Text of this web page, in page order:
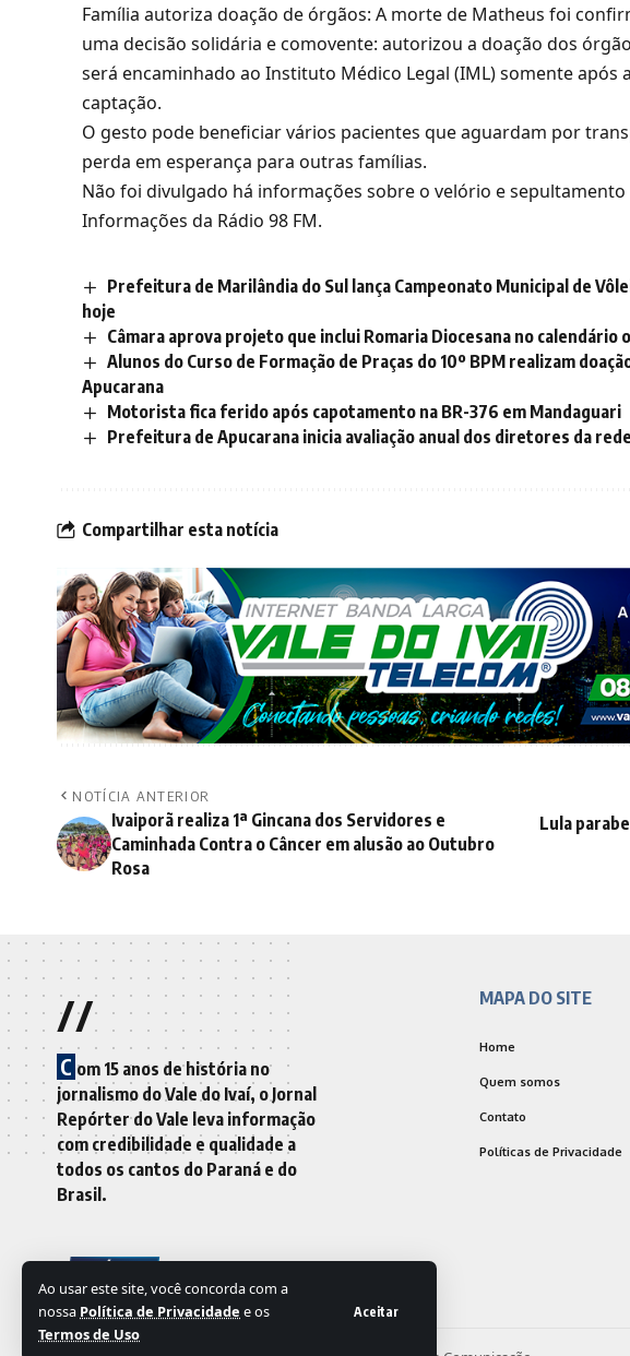
Ao usar este site, você concorda com a
nossa Política de Privacidade e os
Termos de Uso
Aceitar
Família autoriza doação de órgãos: A morte de Matheus foi
uma decisão solidária e comovente: autorizou a doação dos
será encaminhado ao Instituto Médico Legal (IML) somente após
captação.
O gesto pode beneficiar vários pacientes que aguardam por
perda em esperança para outras famílias.
Não foi divulgado há informações sobre o velório e sepultamento
Informações da Rádio 98 FM.
Prefeitura de Marilândia do Sul lança Campeonato Municipal de
hoje
Câmara aprova projeto que inclui Romaria Diocesana no calendário
Alunos do Curso de Formação de Praças do 10º BPM realizam
Apucarana
Motorista fica ferido após capotamento na BR-376 em Mandaguari
Prefeitura de Apucarana inicia avaliação anual dos diretores da
Compartilhar esta notícia
NOTÍCIA ANTERIOR
Ivaiporã realiza 1ª Gincana dos Servidores e
Caminhada Contra o Câncer em alusão ao Outubro
Rosa
Lula
//
C om 15 anos de história no
jornalismo do Vale do Ivaí, o Jornal
Repórter do Vale leva informação
com credibilidade e qualidade a
todos os cantos do Paraná e do
Brasil.
MAPA DO SITE
Home
Quem somos
Contato
Políticas de Privacidade